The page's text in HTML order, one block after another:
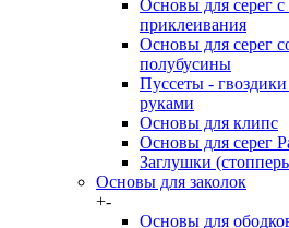
Основы для серег
приклеивания
Основы для серег
полубусины
Пуссеты -
руками
Основы для клипс
Основы для серег
Заглушки
Основы для заколок
+-
Основы для